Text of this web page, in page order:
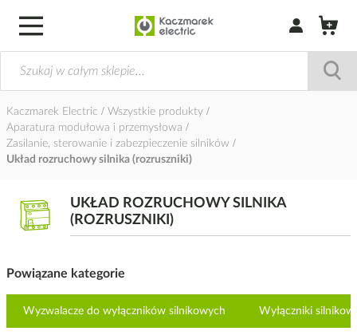
Zaloguj się /
Kaczmarek Electric
Wszystkie produkty
Aparatura modułowa i przemysłowa
Zasilanie, sterowanie i zabezpieczenie silników
Układ rozruchowy silnika (rozruszniki)
UKŁAD ROZRUCHOWY SILNIKA
(ROZRUSZNIKI)
Powiązane kategorie
Wyzwalacze do wyłączników silnikowych Wyłączniki